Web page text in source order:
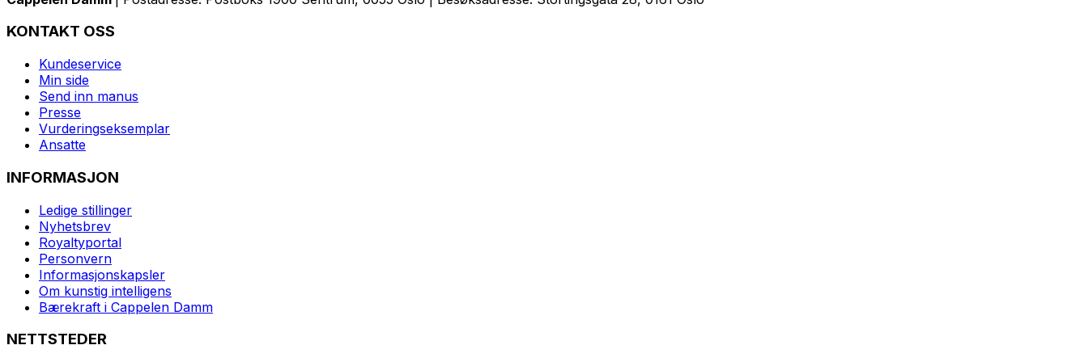
KONTAKT OSS
Kundeservice
Min side
Send inn manus
Presse
Vurderingseksemplar
Ansatte
INFORMASJON
Ledige stillinger
Nyhetsbrev
Royaltyportal
Personvern
Informasjonskapsler
Om kunstig intelligens
Bærekraft i Cappelen Damm
NETTSTEDER